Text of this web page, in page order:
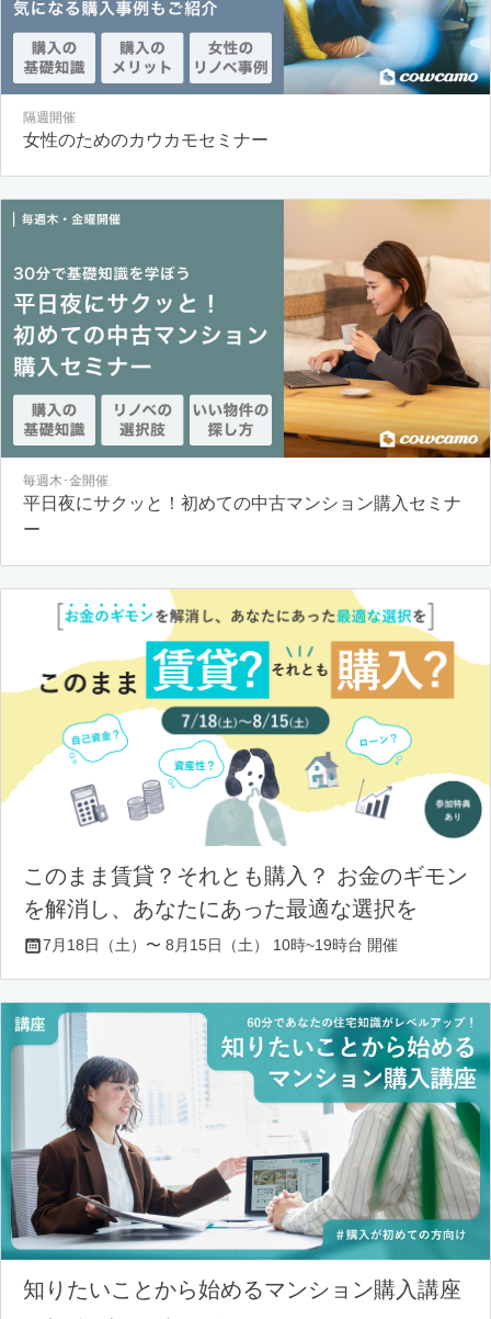
隔週開催
女性のためのカウカモセミナー
毎週木･金開催
平日夜にサクッと！初めての中古マンション購入セミナ
ー
このまま賃貸？それとも購入？ お金のギモン
を解消し、あなたにあった最適な選択を
7月18日（土）〜 8月15日（土） 10時~19時台 開催
知りたいことから始めるマンション購入講座